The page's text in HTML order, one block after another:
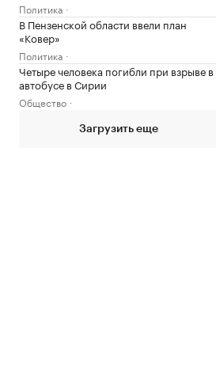
Политика
В Пензенской области ввели план
«Ковер»
Политика
Четыре человека погибли при взрыве в
автобусе в Сирии
Общество
Загрузить еще